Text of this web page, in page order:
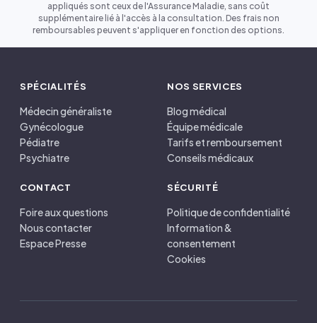
appliqués sont ceux de l'Assurance Maladie, sans coût
supplémentaire lié à l'accès à la consultation. Des frais non
remboursables peuvent s'appliquer en fonction des options.
SPÉCIALITÉS
Médecin généraliste
Gynécologue
Pédiatre
Psychiatre
NOS SERVICES
Blog médical
Équipe médicale
Tarifs et remboursement
Conseils médicaux
CONTACT
Foire aux questions
Nous contacter
Espace Presse
SÉCURITÉ
Politique de confidentialité
Information &
consentement
Cookies